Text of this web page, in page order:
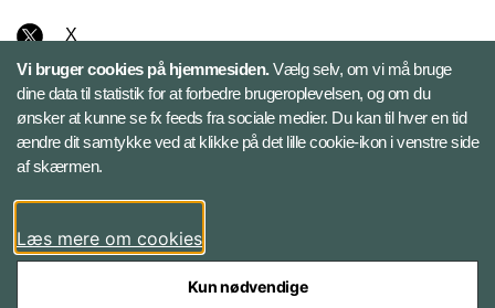
X
Instagram
Bluesky
LinkedIn
Vi bruger cookies på hjemmesiden.Vælg selv, om vi må bruge
dine data til statistik for at forbedre brugeroplevelsen, og om du
ønsker at kunne se fx feeds fra sociale medier. Du kan til hver en tid
ændre dit samtykke ved at klikke på det lille cookie-ikon i venstre side
af skærmen.
Læs mere om cookies
Kun nødvendige